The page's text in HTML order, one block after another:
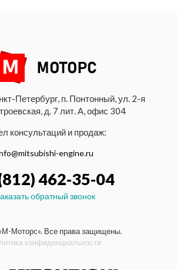
Петербург, п. Понтонный, ул. 2-я
д. 7 лит. А, офис 304
консультаций и продаж:
engine.ru
462-35-04
обратный звонок
Моторс». Все права защищены.
конфиденциальности